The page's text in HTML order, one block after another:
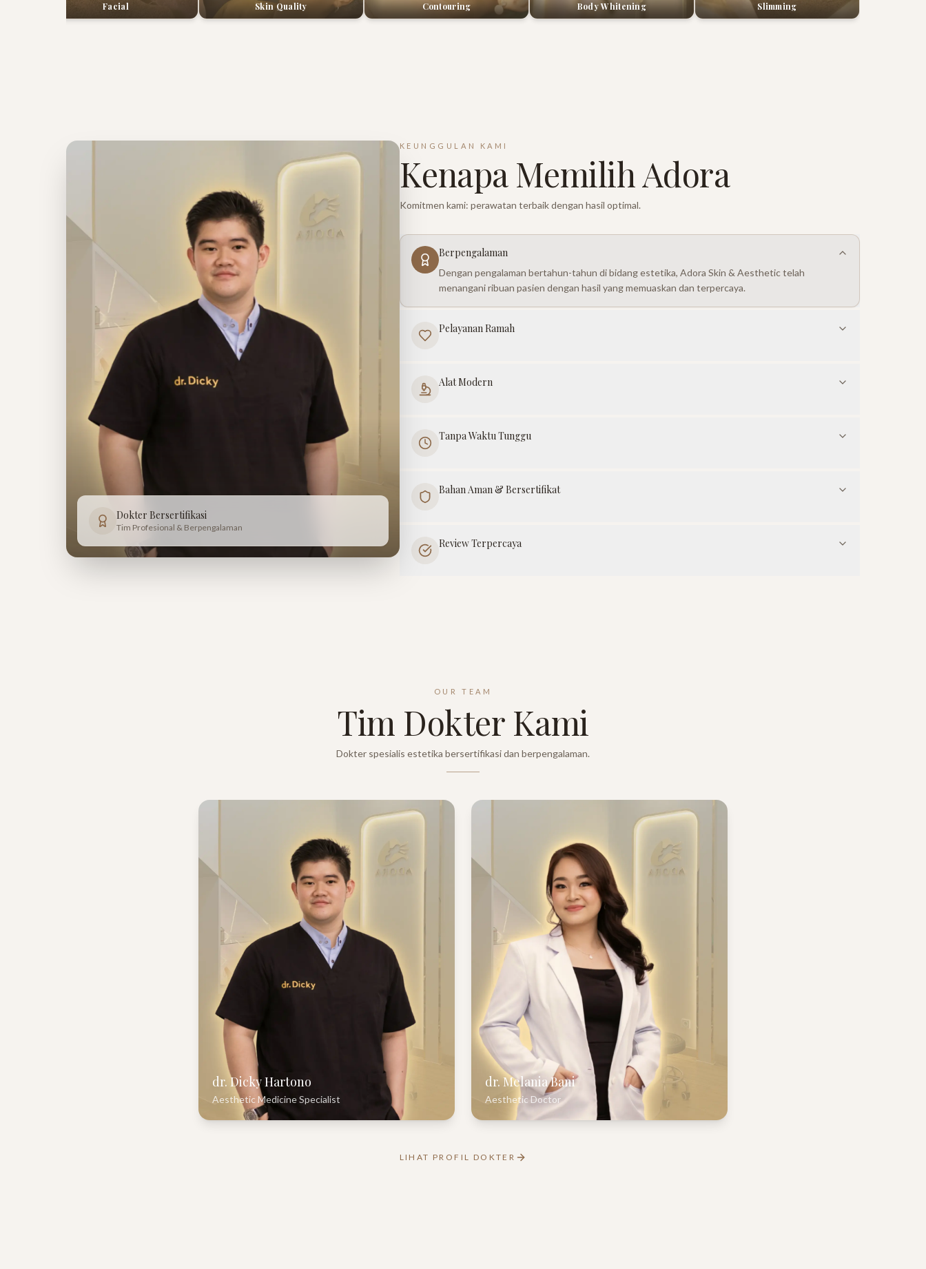
Facial Skin Quality Contouring Body Whitening Slimming
Dokter Bersertifikasi
Tim Profesional & Berpengalaman
KEUNGGULAN KAMI
Kenapa Memilih Adora
Komitmen kami: perawatan terbaik dengan hasil optimal.
Berpengalaman
Dengan pengalaman bertahun-tahun di bidang estetika, Adora Skin & Aesthetic telah
menangani ribuan pasien dengan hasil yang memuaskan dan terpercaya.
Pelayanan Ramah
Alat Modern
Tanpa Waktu Tunggu
Bahan Aman & Bersertifikat
Review Terpercaya
OUR TEAM
Tim Dokter Kami
Dokter spesialis estetika bersertifikasi dan berpengalaman.
dr. Dicky Hartono
Aesthetic Medicine Specialist
dr. Melania Bani
Aesthetic Doctor
LIHAT PROFIL DOKTER